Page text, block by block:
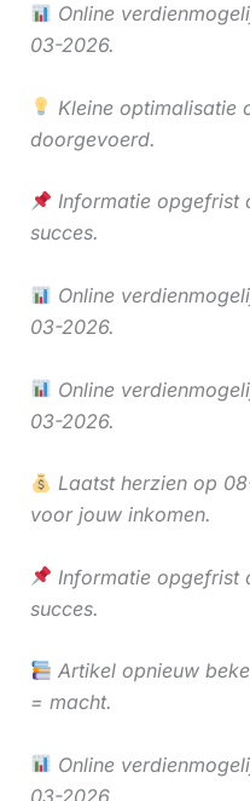
Online
03-2026.
Kleine optimalisatie
doorgevoerd.
Informatie
succes.
Online
03-2026.
Online
03-2026.
Laatst herzien op
voor jouw inkomen.
Informatie
succes.
Artikel opnieuw
= macht.
Online
03-2026.